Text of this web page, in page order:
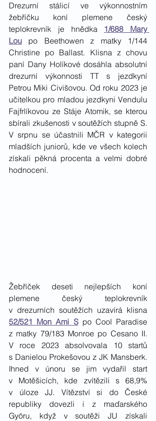
Drezurní stálicí ve výkonnostním
žebříčku koní plemene český
teplokrevník je hnědka 1/688 Mary
Lou po Beethowen z matky 1/144
Christine po Ballast. Klisna z chovu
paní Dany Holíkové dosáhla absolutní
drezurní výkonnosti TT s jezdkyní
Petrou Miki Civišovou. Od roku 2023 je
učitelkou pro mladou jezdkyni Vendulu
Fajfrlíkovou ze Stáje Atomik, se kterou
sbírali zkušenosti v soutěžích stupně S.
V srpnu se účastnili MČR v kategorii
mladších juniorů, kde ve všech kolech
získali pěkná procenta a velmi dobré
hodnocení.
Žebříček deseti nejlepších koní
plemene český teplokrevník
52/521 Mon Ami S po Cool Paradise
z matky 79/183 Monroe po Cesano II.
V roce 2023 absolvovala 10 startů
s Danielou Prokešovou z JK Mansberk.
Ihned v únoru se jim vydařil start
v Motěšicích, kde zvítězili s 68,9%
v úloze JJ. Vítězství si do České
republiky dovezli i z maďarského
Györu, když v soutěži JU získali